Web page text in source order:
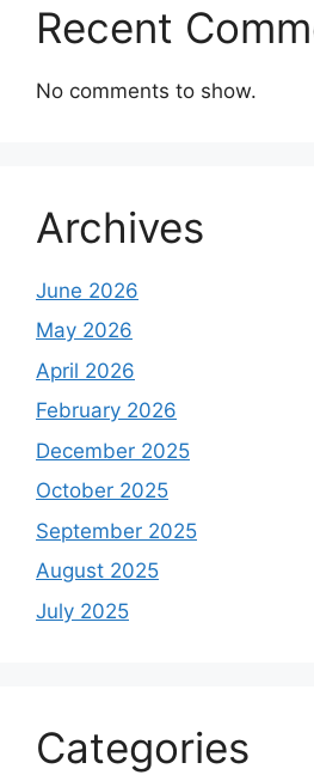
Recent
No comments to show.
Archives
June 2026
May 2026
April 2026
February 2026
December 2025
October 2025
September 2025
August 2025
July 2025
Categories